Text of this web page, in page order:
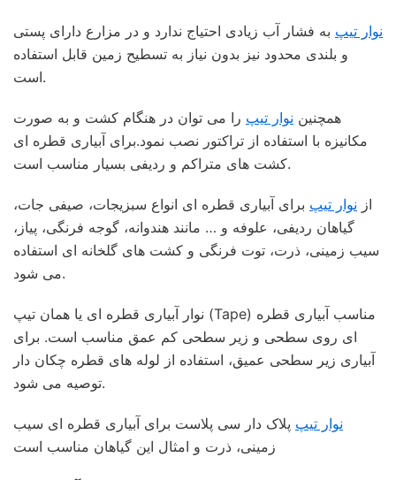
نوار تیپ به فشار آب زیادی احتیاج ندارد و در مزارع دارای پستی
و بلندی محدود نیز بدون نیاز به تسطیح زمین قابل استفاده
است.
همچنین نوار تیپ را می توان در هنگام کشت و به صورت
مکانیزه با استفاده از تراکتور نصب نمود.برای آبیاری قطره ای
کشت های متراکم و ردیفی بسیار مناسب است.
از نوار تیپ برای آبیاری قطره ای انواع سبزیجات، صیفی جات،
گیاهان ردیفی، علوفه و … مانند هندوانه، گوجه فرنگی، پیاز،
سیب زمینی، ذرت، توت فرنگی و کشت های گلخانه ای استفاده
می شود.
نوار آبیاری قطره ای یا همان تیپ (Tape) مناسب آبیاری قطره
ای روی سطحی و زیر سطحی کم عمق مناسب است. برای
آبیاری زیر سطحی عمیق، استفاده از لوله های قطره چکان دار
توصیه می شود.
نوار تیپ پلاک دار سی پلاست برای آبیاری قطره ای سیب
زمینی، ذرت و امثال این گیاهان مناسب است